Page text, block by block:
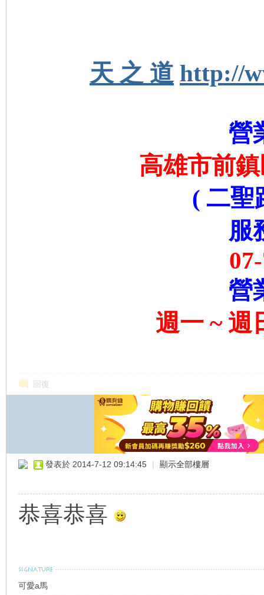
天 之 道 http://
營
高雄市前
( 二聖
服
營
週一 ~ 週
回復
發表於 2014-7-12 09:14:45 | 顯示全部樓層
恭喜恭喜
可愛a馬